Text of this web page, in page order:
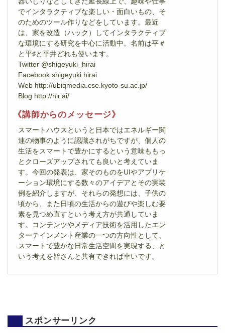
でインタラクティブな楽しい・面白いもの、そ
のためのツール作りなどをしています。最近
は、家を改造（ハック）してインタラクティブ
な環境にする研究を中心に活動中。名前は平＃
と平♯と平井どれも使います。
Twitter @shigeyuki_hirai
Facebook shigeyuki.hirai
Web http://ubiqmedia.cse.kyoto-su.ac.jp/
Blog http://hir.ai/
《講師からのメッセージ》
スマートハウスというと日本ではエネルギー関
連の物事のように認識されがちですが、個人の
生活をスマートで豊かにするという意味ももっ
とクローズアップされても良いと考えていま
す。今回の発表は、家そのものをUIやアプリケ
ーション環境にする数々のアイデアとその実装
例を紹介しますが、それらの発想には、子供の
頃から、また日頃の生活からの遊びや楽しむ要
素を見つめ直すという考え方が共通していま
す。コンテンツやメディア技術を活用したエン
ターテインメント産業の一つの方向性として、
スマートで豊かな日常生活空間を実現する、と
いう考えを皆さんと共有できれば幸いです。
スポンサーリンク